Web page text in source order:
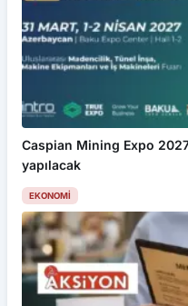
Caspian Mining Expo
yapılacak
EKONOMI